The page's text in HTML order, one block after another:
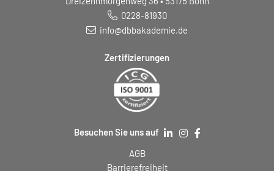
0228-81930
info@dbbakademie.de
Zertifizierungen
Besuchen Sie uns auf
AGB
Barrierefreiheit